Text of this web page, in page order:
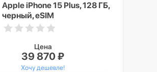
Apple iPhone 15 Plus, 128 ГБ,
черный, eSIM
Цена
39 870 ₽
Хочу дешевле!